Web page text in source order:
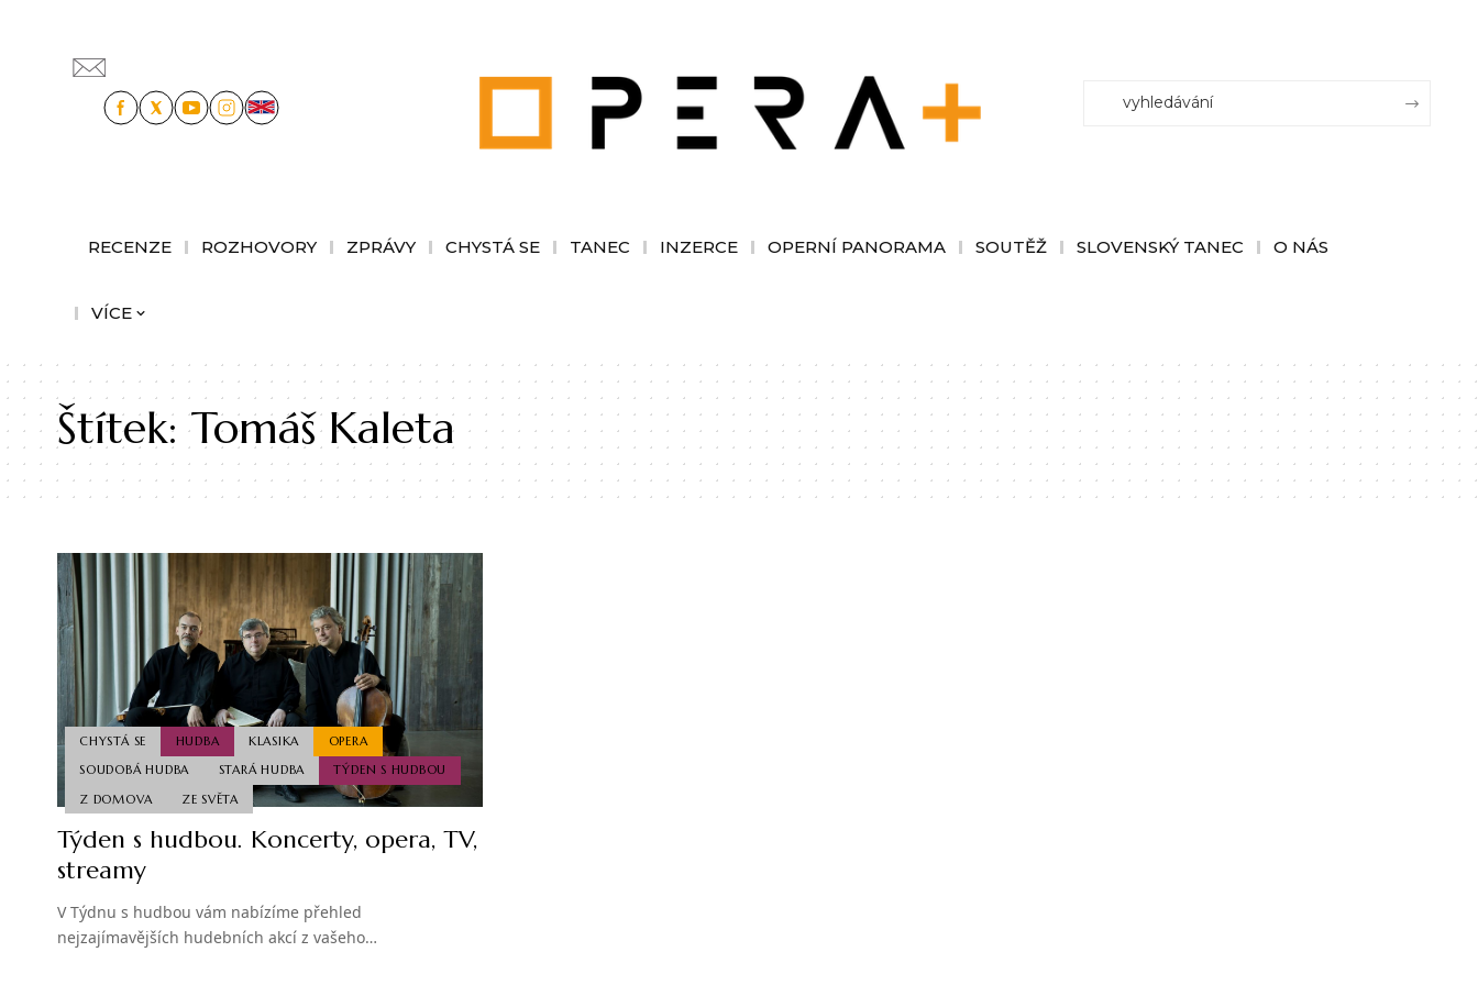
RECENZE ROZHOVORY ZPRÁVY CHYSTÁ SE TANEC INZERCE OPERNÍ PANORAMA SOUTĚŽ SLOVENSKÝ TANEC O NÁS
VÍCE
Štítek:Tomáš Kaleta
CHYSTÁ SE HUDBA KLASIKA
OPERA
SOUDOBÁ HUDBA
STARÁ HUDBA
TÝDEN S HUDBOU
Z DOMOVA
ZE SVĚTA
Týden s hudbou. Koncerty, opera, TV,
streamy
V Týdnu s hudbou vám nabízíme přehled
nejzajímavějších hudebních akcí z vašeho…